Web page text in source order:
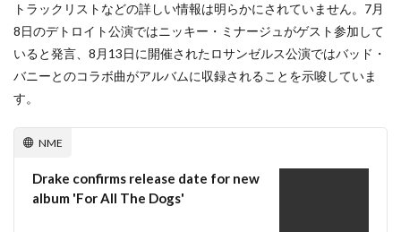
トラックリストなどの詳しい情報は明らかにされていません。7月
8日のデトロイト公演ではニッキー・ミナージュがゲスト参加して
いると発言、8月13日に開催されたロサンゼルス公演ではバッド・
バニーとのコラボ曲がアルバムに収録されることを示唆していま
す。
NME
Drake confirms release date for new
album 'For All The Dogs'